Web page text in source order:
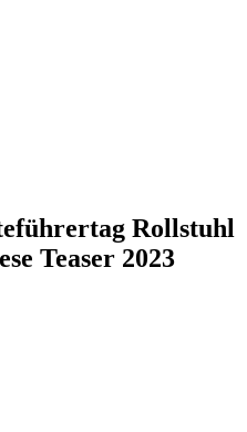
Rollstuhl
Teaser 2023